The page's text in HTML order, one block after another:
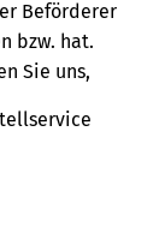
Beförderer
bzw. hat.
Sie uns,